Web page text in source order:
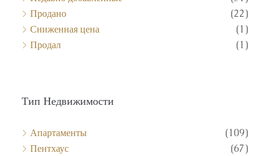
Продано
(22)
Сниженная цена
(1)
Продал
(1)
Тип Недвижимости
Апартаменты
(109)
Пентхаус
(67)